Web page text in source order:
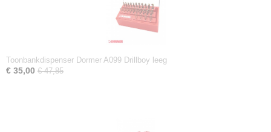
Toonbankdispenser Dormer A099 Drillboy leeg
€ 35,00 € 47,85